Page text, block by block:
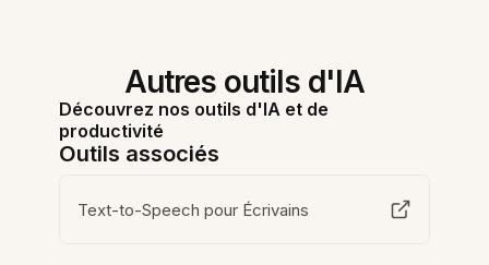
Autres outils d'IA
Découvrez nos outils d'IA et de
productivité
Outils associés
Text-to-Speech pour Écrivains